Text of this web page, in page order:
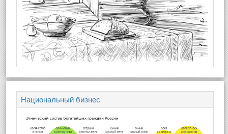
Национальный бизнес